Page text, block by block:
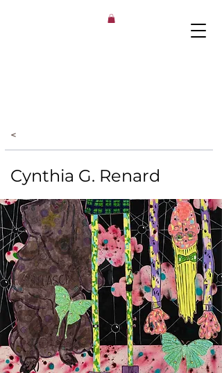
<
Cynthia G. Renard